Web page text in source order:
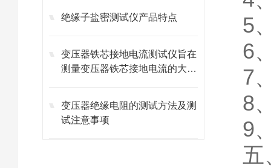
绝缘子盐密测试仪产品特点
变压器铁芯接地电流测试仪旨在
测量变压器铁芯接地电流的大小
变压器绝缘电阻的测试方法及测
试注意事项
5
6
7
8
9
五